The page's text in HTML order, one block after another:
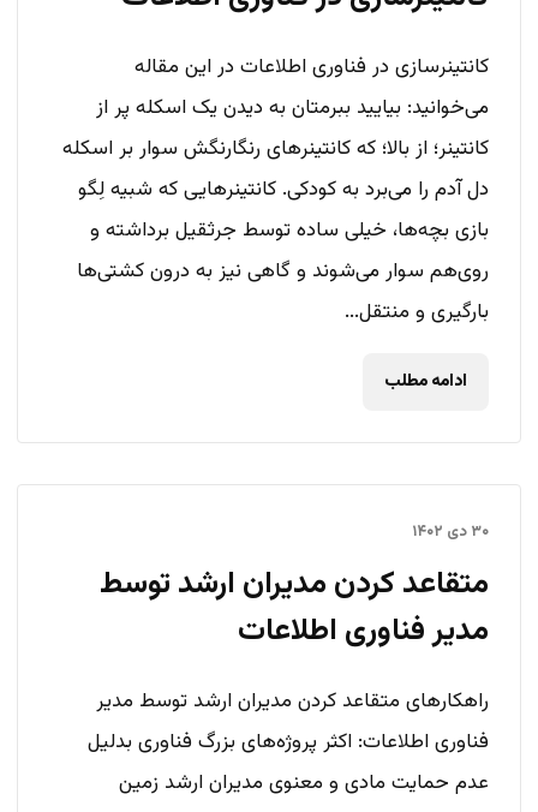
کانتینرسازی در فناوری اطلاعات در این مقاله
می‌خوانید: بیایید ببرمتان به دیدن یک اسکله‌ پر از
کانتینر؛ از بالا؛ که کانتینرهای رنگارنگش سوار بر اسکله
دل آدم را می‌برد به کودکی. کانتینرهایی که شبیه لِگو
بازی بچه‌ها، خیلی ساده توسط جرثقیل برداشته و
روی‌هم سوار می‌شوند و گاهی نیز به درون کشتی‌ها
بارگیری و منتقل...
ادامه مطلب
۳۰ دی ۱۴۰۲
متقاعد کردن مدیران ارشد توسط
مدیر فناوری اطلاعات
راهکارهای متقاعد کردن مدیران ارشد توسط مدیر
فناوری اطلاعات: اکثر پروژه‌های بزرگ فناوری بدلیل
عدم حمایت مادی و معنوی مدیران ارشد زمین